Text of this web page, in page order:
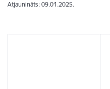
Atjaunināts: 09.01.2025.